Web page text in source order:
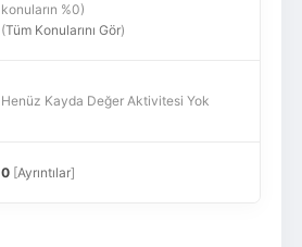
konuların %0)
(Tüm Konularını Gör)
Henüz Kayda Değer Aktivitesi Yok
0[Ayrıntılar]